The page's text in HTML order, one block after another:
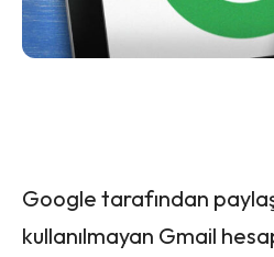
Google tarafından
kullanılmayan Gmail